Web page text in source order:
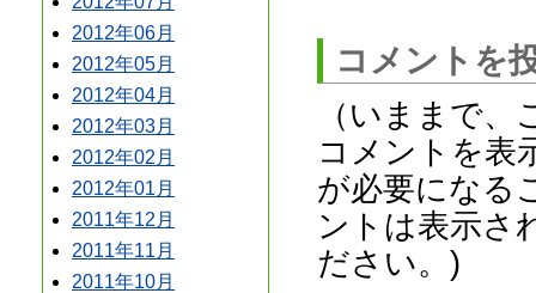
2012年06月
2012年05月
2012年04月
2012年03月
2012年02月
2012年01月
2011年12月
2011年11月
2011年10月
コメントを
（いままで
コメントを表
が必要になる
ントは表示さ
ださい。)